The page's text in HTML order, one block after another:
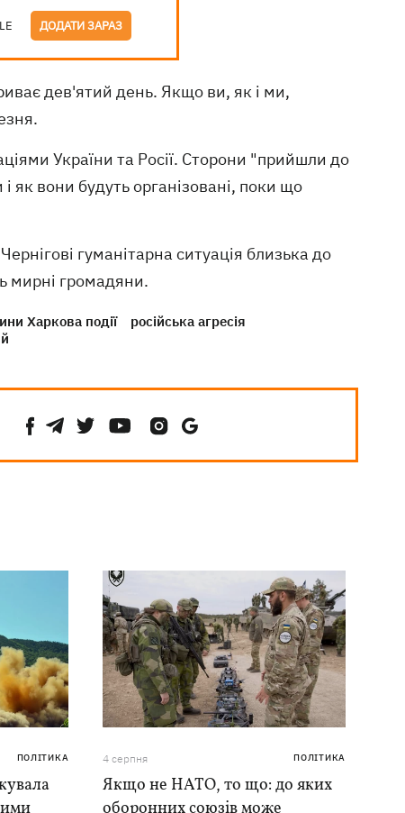
ДОДАТИ ЗАРАЗ
дев'ятий день. Якщо ви, як і ми,
України та Росії. Сторони "прийшли до
як вони будуть організовані, поки що
гуманітарна ситуація близька до
мирні громадяни.
Харкова події
російська агресія
ПОЛІТИКА 4 серпня ПОЛІТИКА
Якщо не НАТО, то що: до яких